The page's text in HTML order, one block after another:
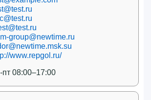
group@newtime.ru
www.repgol.ru/
пт 08:00–17:00